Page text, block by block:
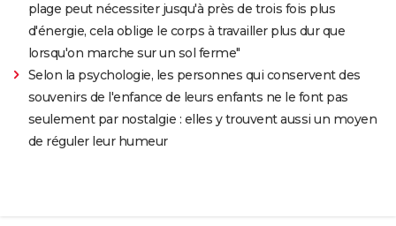
plage peut nécessiter jusqu'à près de trois fois plus
d'énergie, cela oblige le corps à travailler plus dur que
lorsqu'on marche sur un sol ferme"
Selon la psychologie, les personnes qui conservent des
souvenirs de l'enfance de leurs enfants ne le font pas
seulement par nostalgie : elles y trouvent aussi un moyen
de réguler leur humeur